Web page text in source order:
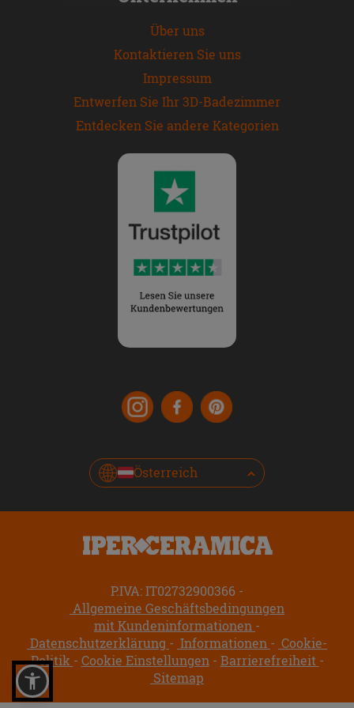
Über uns
Kontaktieren Sie uns
Impressum
Entwerfen Sie Ihr 3D-Badezimmer
Entdecken Sie andere Kategorien
Österreich
P.IVA: IT02732900366
Allgemeine Geschäftsbedingungen
mit Kundeninformationen
Datenschutzerklärung
Informationen
Cookie-
Politik
Cookie Einstellungen
Barrierefreiheit
Sitemap